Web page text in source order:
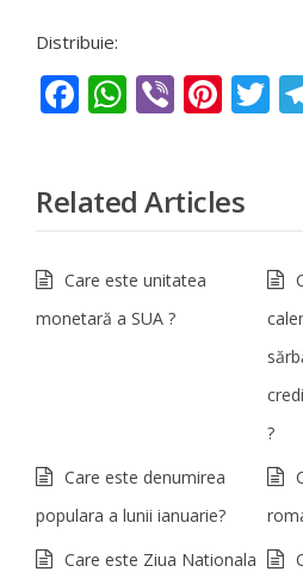
Distribuie:
Facebook
Viber
Related Articles
Care este unitatea
monetară a SUA ?
?
Care este denumirea
populara a lunii ianuarie?
Care este Ziua Nationala